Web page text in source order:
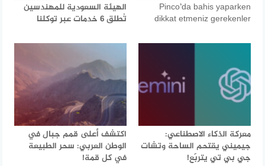
Pinco’da bahis yaparken
dikkat etmeniz gerekenler
الهيئة السعودية للمهندسين
تُطلق 6 خدمات عبر توكلنا
معركة الذكاء الاصطناعي:
جيميني يقتحم الساحة وتشات
جي بي تي يتربّع!
اكتشف أعلى قمم جبال في
الوطن العربي: سحر الطبيعة
في كل قمة!